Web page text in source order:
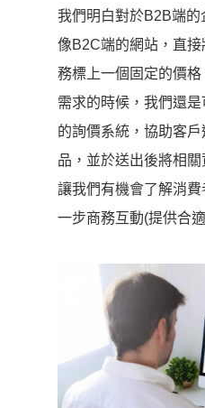
我們明白對於B2B端
像B2C端的網站，直
務標上一個固定的價
需求的時候，我們還
的詢價系統，協助客
品，並於送出後將相
讓我們有機會了解消
一步商務互動(提供合